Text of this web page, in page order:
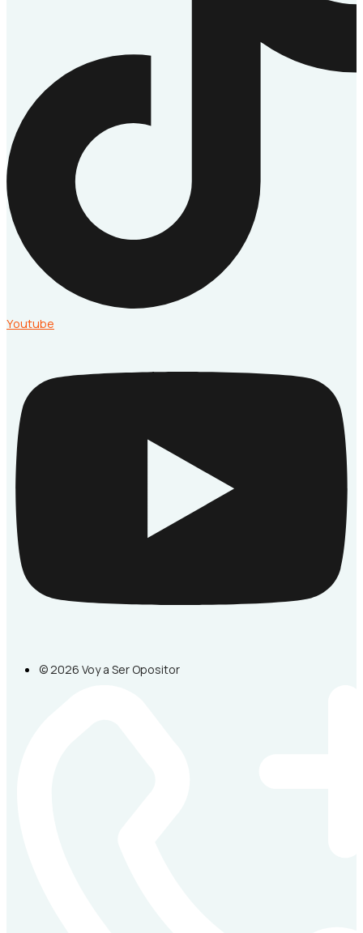
Youtube
© 2026 Voy a Ser Opositor